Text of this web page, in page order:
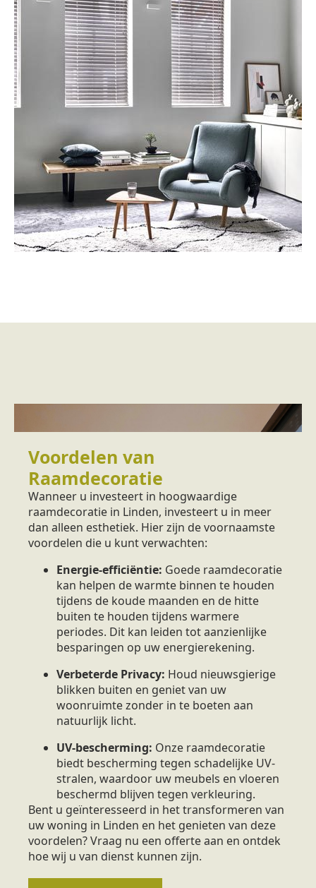
Voordelen van
Raamdecoratie
Wanneer u investeert in hoogwaardige
raamdecoratie in Linden, investeert u in meer
dan alleen esthetiek. Hier zijn de voornaamste
voordelen die u kunt verwachten:
Energie-efficiëntie: Goede raamdecoratie
kan helpen de warmte binnen te houden
tijdens de koude maanden en de hitte
buiten te houden tijdens warmere
periodes. Dit kan leiden tot aanzienlijke
besparingen op uw energierekening.
Verbeterde Privacy: Houd nieuwsgierige
blikken buiten en geniet van uw
woonruimte zonder in te boeten aan
natuurlijk licht.
UV-bescherming: Onze raamdecoratie
biedt bescherming tegen schadelijke UV-
stralen, waardoor uw meubels en vloeren
beschermd blijven tegen verkleuring.
Bent u geïnteresseerd in het transformeren van
uw woning in Linden en het genieten van deze
voordelen? Vraag nu een offerte aan en ontdek
hoe wij u van dienst kunnen zijn.